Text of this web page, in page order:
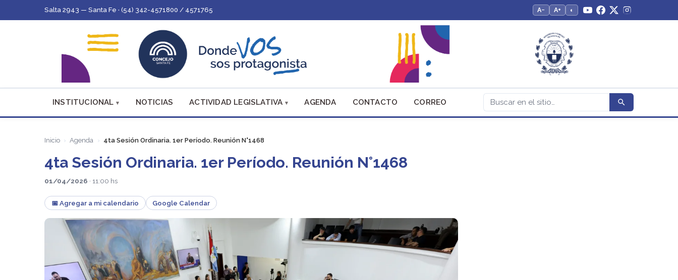
Salta 2943 — Santa Fe · (54) 342-4571800 / 4571765 A− A+ ◐
INSTITUCIONAL NOTICIAS ACTIVIDAD LEGISLATIVA AGENDA CONTACTO CORREO
Inicio Agenda 4ta Sesión Ordinaria. 1er Período. Reunión N°1468
4ta Sesión Ordinaria. 1er Período. Reunión N°1468
01/04/2026 · 11:00 hs
📅 Agregar a mi calendario Google Calendar